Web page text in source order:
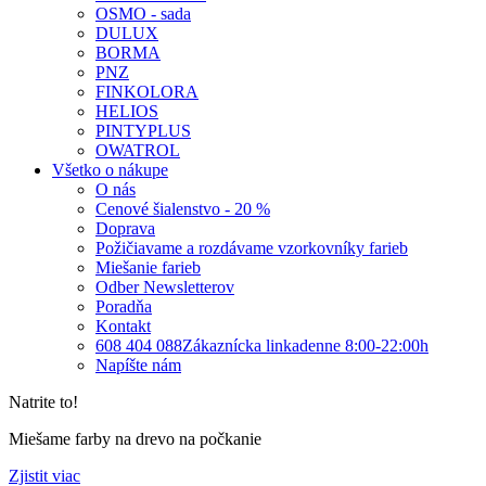
OSMO - sada
DULUX
BORMA
PNZ
FINKOLORA
HELIOS
PINTYPLUS
OWATROL
Všetko o nákupe
O nás
Cenové šialenstvo - 20 %
Doprava
Požičiavame a rozdávame vzorkovníky farieb
Miešanie farieb
Odber Newsletterov
Poradňa
Kontakt
608 404 088Zákaznícka linkadenne 8:00-22:00h
Napíšte nám
Natrite to!
Miešame farby na drevo na počkanie
Zjistit viac